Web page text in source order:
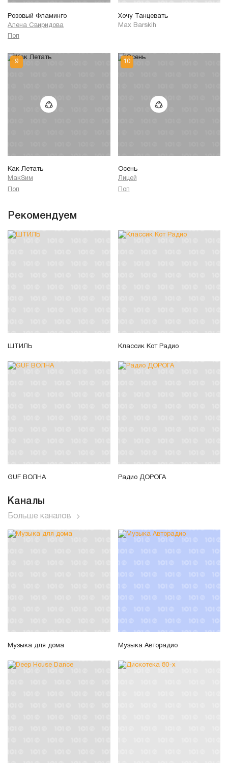
Розовый Фламинго
Алена Свиридова
Поп
Хочу Танцевать
Max Barskih
Как Летать
МакSим
Поп
Осень
Лицей
Поп
Рекомендуем
ШТИЛЬ Классик Кот Радио
GUF ВОЛНА Радио ДОРОГА
Каналы
Больше каналов
Музыка для дома Музыка Авторадио